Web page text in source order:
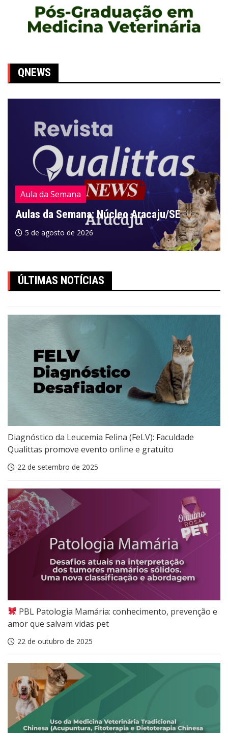
QNEWS
Aula da Semana
Aulas da Semana: Núcleo Aracaju/SE
5 de agosto de 2026
ÚLTIMAS NOTÍCIAS
Diagnóstico da Leucemia Felina (FeLV): Faculdade
Qualittas promove evento online e gratuito
22 de setembro de 2025
PBL Patologia Mamária: conhecimento, prevenção e
amor que salvam vidas pet
22 de outubro de 2025